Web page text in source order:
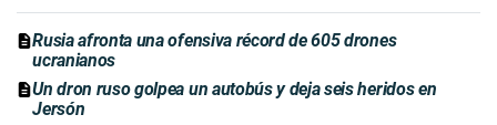
Rusia afronta una ofensiva récord de 605 drones
ucranianos
Un dron ruso golpea un autobús y deja seis heridos en
Jersón